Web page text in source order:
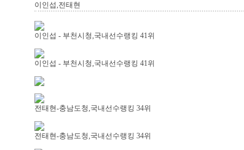
이인섭,전태현
이인섭 - 부천시청,국내선수랭킹 41위
이인섭 - 부천시청,국내선수랭킹 41위
전태현-충남도청,국내선수랭킹 34위
전태현-충남도청,국내선수랭킹 34위